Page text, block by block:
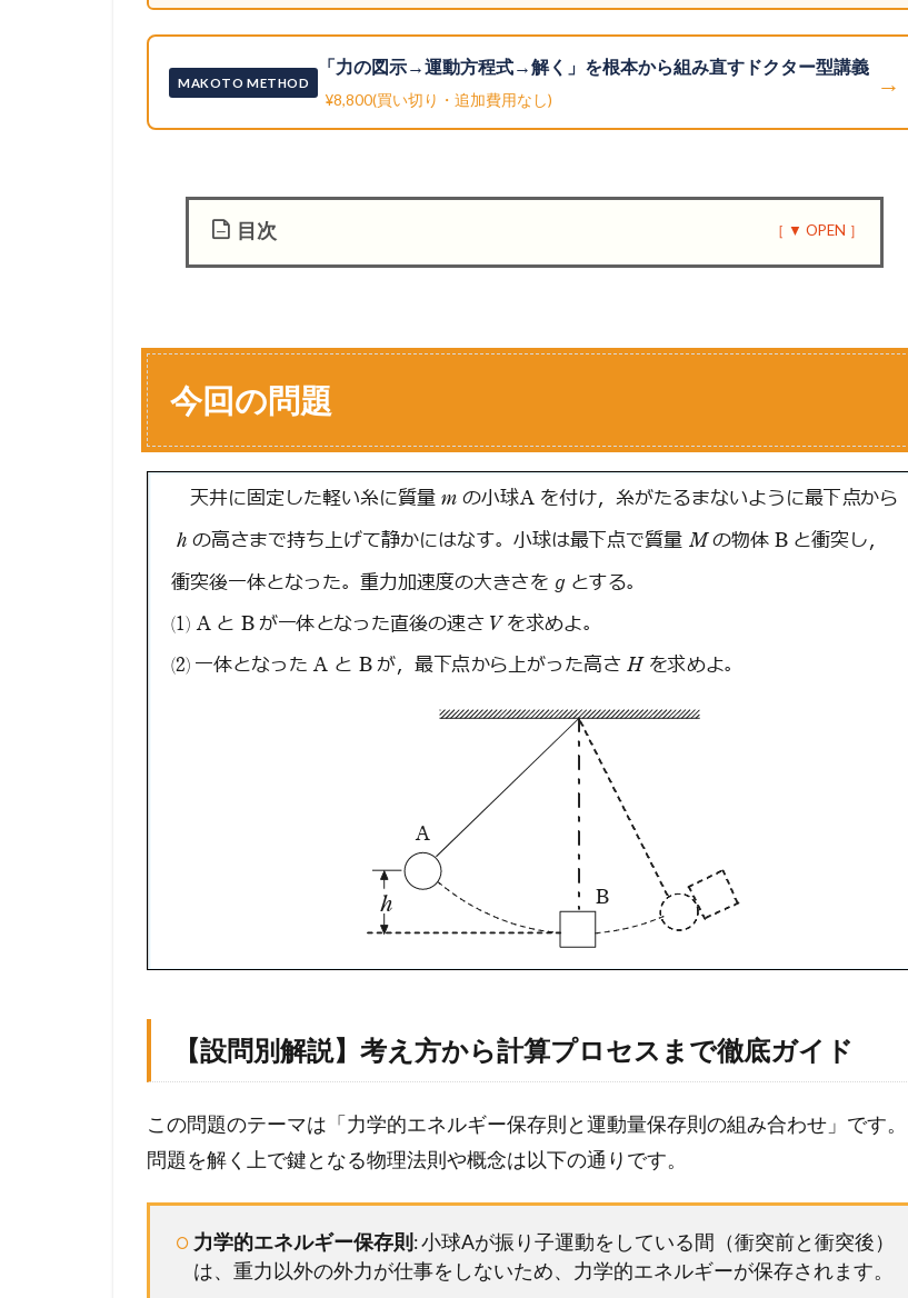
MAKOTO METHOD
「力の図示→運動方程式→解く」を根本から組み直すドクター型講義
¥8,800(買い切り・追加費用なし)
→
目次
問
題
1.1
設
問
解
】
考
で
ガ
イ
2
メ
ー
シ
今回の問題
【設問別解説】考え方から計算プロセスまで徹底ガイド
この問題のテーマは「力学的エネルギー保存則と運動量保存則の組み合わせ」です。
問題を解く上で鍵となる物理法則や概念は以下の通りです。
力学的エネルギー保存則 : 小球Aが振り子運動をしている間（衝突前と衝突後）
は、重力以外の外力が仕事をしないため、力学的エネルギーが保存されます。